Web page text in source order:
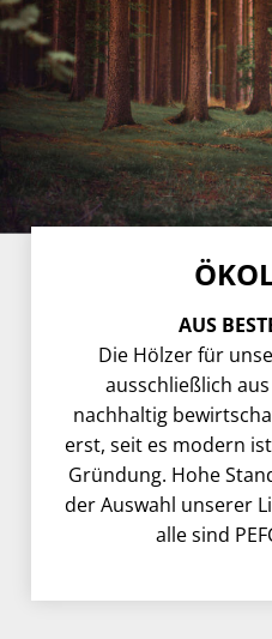
AUS
Die Hölzer für
ausschließlich
nachhaltig
erst, seit es modern
Gründung. Hohe
der Auswahl unserer
alle sind